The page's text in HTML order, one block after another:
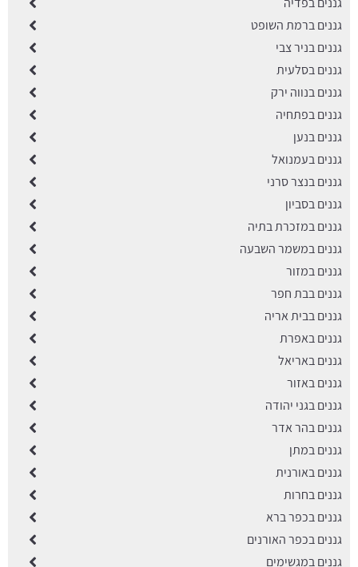
גננים ברמת השופט
גננים בניר צבי
גננים בסלעית
גננים בנווה ירק
גננים בפתחיה
גננים בנען
גננים בעמנואל
גננים בנצר סרני
גננים בסביון
גננים במזכרת בתיה
גננים במשמר השבעה
גננים במזור
גננים בבת חפר
גננים בבית אריה
גננים באפרת
גננים באריאל
גננים באזור
גננים בגני יהודה
גננים בהר אדר
גננים במתן
גננים באורנית
גננים בחרות
גננים בכפר ברא
גננים בכפר האורנים
גננים במגשימים